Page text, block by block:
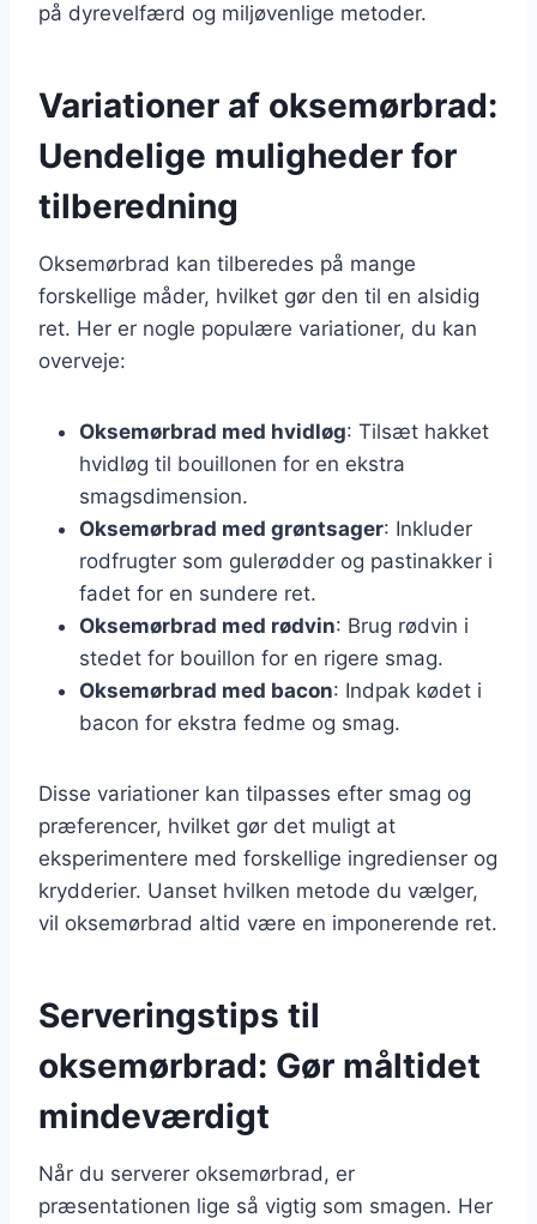
på dyrevelfærd og miljøvenlige metoder.
Variationer af oksemørbrad:
Uendelige muligheder for
tilberedning
Oksemørbrad kan tilberedes på mange
forskellige måder, hvilket gør den til en alsidig
ret. Her er nogle populære variationer, du kan
overveje:
Oksemørbrad med hvidløg: Tilsæt hakket
hvidløg til bouillonen for en ekstra
smagsdimension.
Oksemørbrad med grøntsager: Inkluder
rodfrugter som gulerødder og pastinakker i
fadet for en sundere ret.
Oksemørbrad med rødvin: Brug rødvin i
stedet for bouillon for en rigere smag.
Oksemørbrad med bacon: Indpak kødet i
bacon for ekstra fedme og smag.
Disse variationer kan tilpasses efter smag og
præferencer, hvilket gør det muligt at
eksperimentere med forskellige ingredienser og
krydderier. Uanset hvilken metode du vælger,
vil oksemørbrad altid være en imponerende ret.
Serveringstips til
oksemørbrad: Gør måltidet
mindeværdigt
Når du serverer oksemørbrad, er
præsentationen lige så vigtig som smagen. Her